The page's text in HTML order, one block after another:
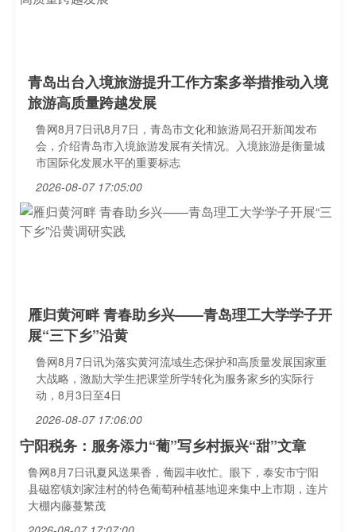
青岛出台入境旅游提升工作方案多举措推动入境
旅游高质量跨越发展
鲁网8月7日讯8月7日，青岛市文化和旅游局召开新闻发布
会，介绍青岛市入境旅游发展有关情况。入境旅游是衡量城
市国际化发展水平的重要标志
2026-08-07 17:05:00
雁归黄河畔 青春助乡兴——青岛理工大学学子开
展“三下乡”沿黄
鲁网8月7日讯为落实黄河流域生态保护和高质量发展国家重
大战略，激励大学生把课堂所学转化为服务家乡的实际行
动，8月3日至4日
2026-08-07 17:06:00
宁阳税务：服务添力“葡”写乡村振兴“甜”文章
鲁网8月7日讯夏风送果香，葡园丰收忙。眼下，泰安市宁阳
县磁窑镇刘家洼村的特色葡萄种植基地迎来集中上市期，连片
大棚内藤蔓繁茂